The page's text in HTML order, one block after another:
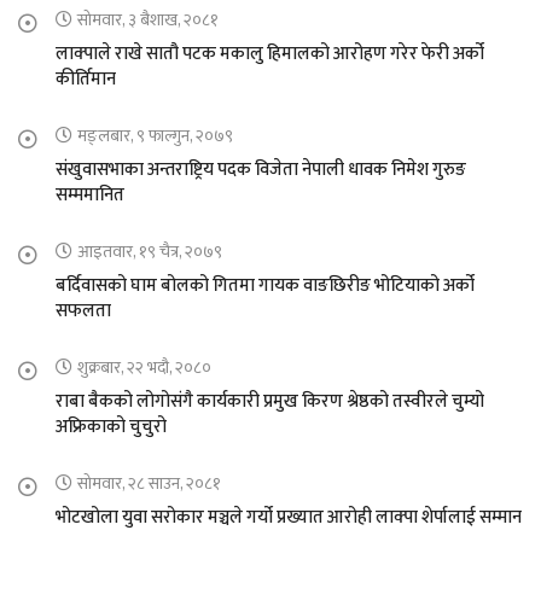
सोमवार, ३ बैशाख, २०८१
लाक्पाले राखे सातौ पटक मकालु हिमालको आरोहण गरेर फेरी अर्को
कीर्तिमान
मङ्लबार, ९ फाल्गुन, २०७९
संखुवासभाका अन्तराष्ट्रिय पदक विजेता नेपाली धावक निमेश गुरुङ
सम्ममानित
आइतवार, १९ चैत्र, २०७९
बर्दिवासको घाम बोलको गितमा गायक वाङछिरीङ भोटियाको अर्को
सफलता
शुक्रबार, २२ भदौ, २०८०
राबा बैकको लोगोसंगै कार्यकारी प्रमुख किरण श्रेष्ठको तस्वीरले चुम्यो
अफ्रिकाको चुचुरो
सोमवार, २८ साउन, २०८१
भोटखोला युवा सरोकार मञ्चले गर्यो प्रख्यात आरोही लाक्पा शेर्पालाई सम्मान